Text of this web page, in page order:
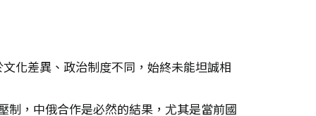
化差異、政治制度不同，始終未能坦誠相
制，中俄合作是必然的結果，尤其是當前國